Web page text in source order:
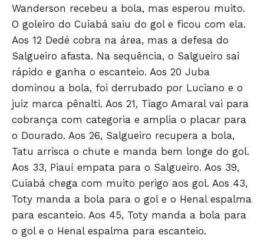
Só Notícias
JUNTE-SE NO WHATSAPP
HOME
Wanderson recebeu a bola, mas esperou muito.
O goleiro do Cuiabá saiu do gol e ficou com ela.
Aos 12 Dedé cobra na área, mas a defesa do
Salgueiro afasta. Na sequência, o Salgueiro sai
rápido e ganha o escanteio. Aos 20 Juba
dominou a bola, foi derrubado por Luciano e o
juiz marca pênalti. Aos 21, Tiago Amaral vai para
cobrança com categoria e amplia o placar para
o Dourado. Aos 26, Salgueiro recupera a bola,
Tatu arrisca o chute e manda bem longe do gol.
Aos 33, Piauí empata para o Salgueiro. Aos 39,
Cuiabá chega com muito perigo aos gol. Aos 43,
Toty manda a bola para o gol e o Henal espalma
para escanteio. Aos 45, Toty manda a bola para
o gol e o Henal espalma para escanteio.